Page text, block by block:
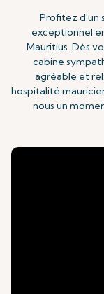
Profitez d'un
exceptionnel
Mauritius. Dès
cabine
agréable et
hospitalité
nous un